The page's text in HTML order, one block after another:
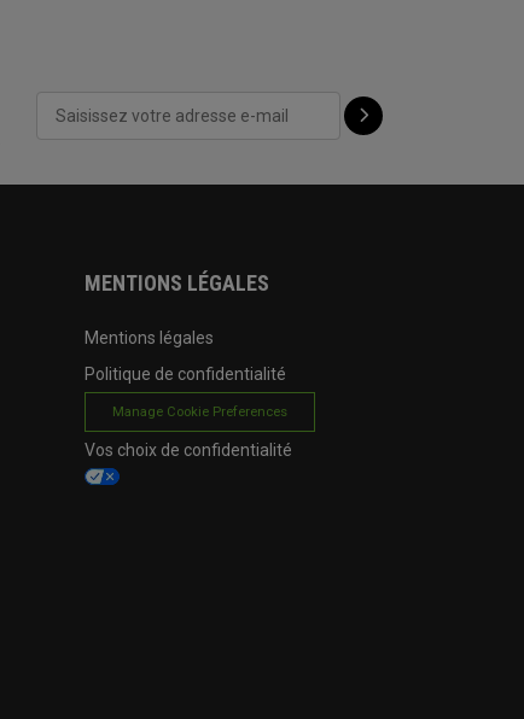
MENTIONS LÉGALES
Mentions légales
Politique de confidentialité
Manage Cookie Preferences
Vos choix de confidentialité